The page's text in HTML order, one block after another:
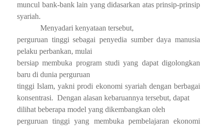
muncul bank-bank lain yang didasarkan atas prinsip-prinsip
syariah.
Menyadari kenyataan tersebut,
perguruan tinggi sebagai penyedia sumber daya manusia
pelaku perbankan, mulai
bersiap membuka program studi yang dapat digolongkan
baru di dunia perguruan
tinggi Islam, yakni prodi ekonomi syariah dengan berbagai
konsentrasi. Dengan alasan kebaruannya tersebut, dapat
dilihat beberapa model yang dikembangkan oleh
perguruan tinggi yang membuka pembelajaran ekonomi